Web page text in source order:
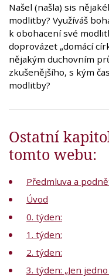
Našel (našla) sis
modlitby? Využíváš
k obohacení své
doprovázet „domácí
nějakým duchovním
zkušenějšího, s kým
modlitby?
Ostatní
tomto webu:
Předmluva a
Úvod
0. týden:
1. týden:
2. týden:
3. týden: „Jen